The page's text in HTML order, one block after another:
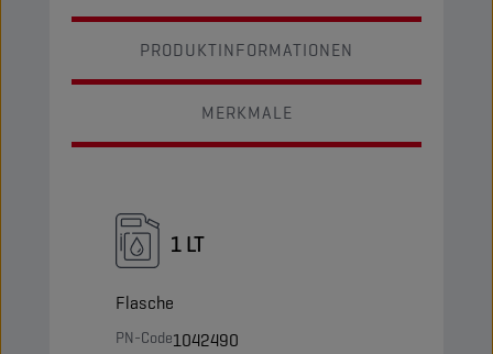
PRODUKTINFORMATIONEN
MERKMALE
1 LT
Flasche
PN-Code1042490